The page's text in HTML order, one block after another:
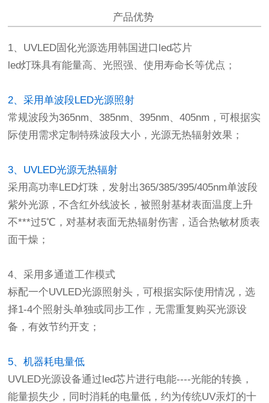
产品优势
1、UVLED固化光源选用韩国进口led芯片
led灯珠具有能量高、光照强、使用寿命长等优点；
2、采用单波段LED光源照射
常规波段为365nm、385nm、395nm、405nm，可根据实
际使用需求定制特殊波段大小，光源无热辐射效果；
3、UVLED光源无热辐射
采用高功率LED灯珠，发射出365/385/395/405nm单波段
紫外光源，不含红外线波长，被照射基材表面温度上升
不***过5℃，对基材表面无热辐射伤害，适合热敏材质表
面干燥；
4、采用多通道工作模式
标配一个UVLED光源照射头，可根据实际使用情况，选
择1-4个照射头单独或同步工作，无需重复购买光源设
备，有效节约开支；
5、机器耗电量低
UVLED光源设备通过led芯片进行电能----光能的转换，
能量损失少，同时消耗的电量低，约为传统UV汞灯的十